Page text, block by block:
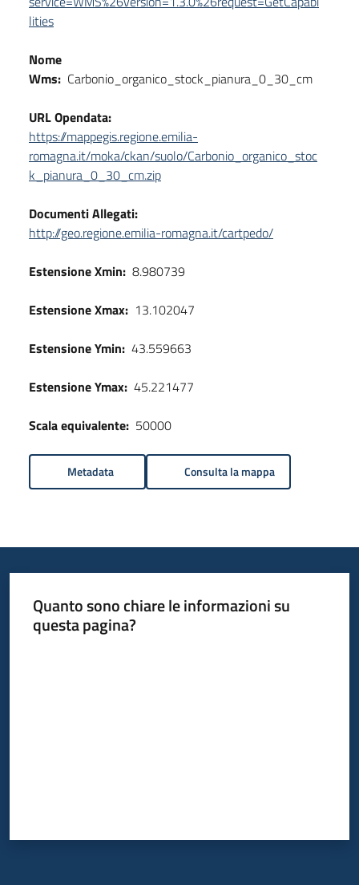
lities
Nome
Wms: Carbonio_organico_stock_pianura_0_30_cm
URL Opendata:
https://mappegis.regione.emilia-
romagna.it/moka/ckan/suolo/Carbonio_organico_stoc
k_pianura_0_30_cm.zip
Documenti Allegati:
http://geo.regione.emilia-romagna.it/cartpedo/
Estensione Xmin: 8.980739
Estensione Xmax: 13.102047
Estensione Ymin: 43.559663
Estensione Ymax: 45.221477
Scala equivalente: 50000
Metadata Consulta la mappa
Quanto sono chiare le informazioni su
questa pagina?